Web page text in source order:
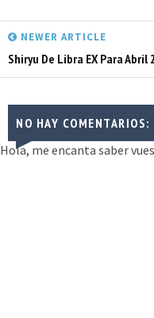
NEWER ARTICLE
Shiryu De Libra EX Para Abril
NO HAY COMENTARIOS:
Hola, me encanta saber